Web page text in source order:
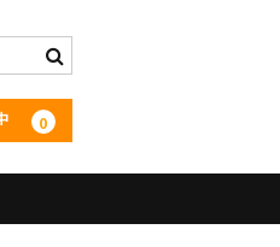
0